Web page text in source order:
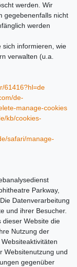
werden. Wir
gegebenenfalls nicht
werden
sich informieren, wie
verwalten (u.a.
61416?hl=de
de-
manage-cookies
kb/cookies-
safari/manage-
Parkway,
Datenverarbeitung
und ihrer Besucher.
dieser Website die
Nutzung der
Websitenutzung und
gegenüber